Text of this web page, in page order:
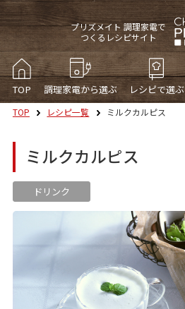
プリズメイト 調理家電で
つくるレシピサイト
TOP 調理家電から選ぶ レシピで選ぶ
TOP レシピ一覧 ミルクカルピス
ミルクカルピス
ドリンク